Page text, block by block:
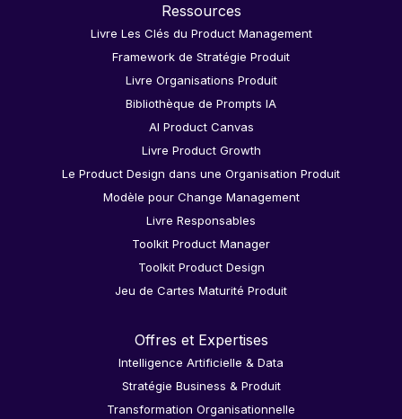
Ressources
Livre Les Clés du Product Management
Framework de Stratégie Produit
Livre Organisations Produit
Bibliothèque de Prompts IA
AI Product Canvas
Livre Product Growth
Le Product Design dans une Organisation Produit
Modèle pour Change Management
Livre Responsables
Toolkit Product Manager
Toolkit Product Design
Jeu de Cartes Maturité Produit
Offres et Expertises
Intelligence Artificielle & Data
Stratégie Business & Produit
Transformation Organisationnelle